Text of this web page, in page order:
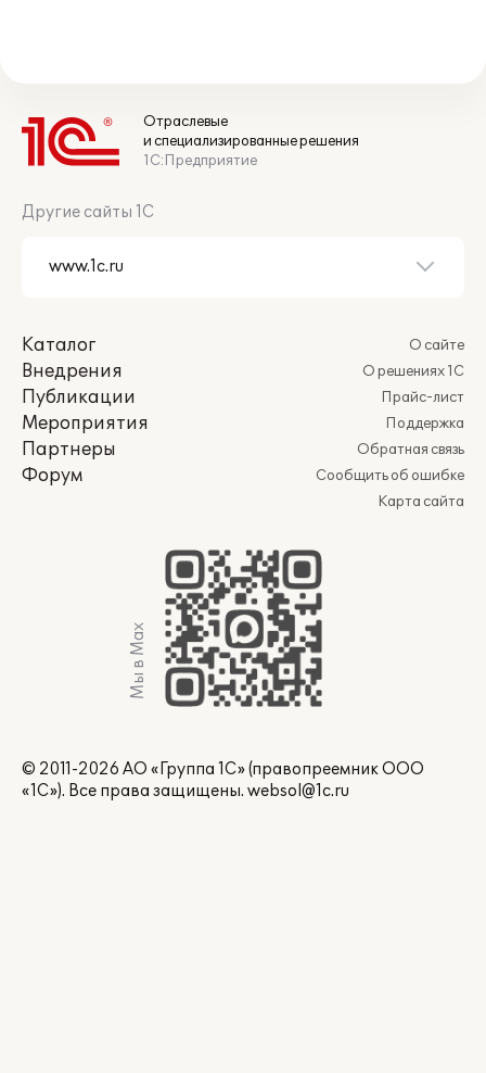
Отраслевые
и специализированные решения
1С:Предприятие
Другие сайты 1С
Каталог
Внедрения
Публикации
Мероприятия
Партнеры
Форум
О сайте
О решениях 1С
Прайс-лист
Поддержка
Обратная связь
Сообщить об ошибке
Карта сайта
Мы в Max
© 2011-2026 АО «Группа 1С» (правопреемник ООО
«1С»). Все права защищены. websol@1c.ru